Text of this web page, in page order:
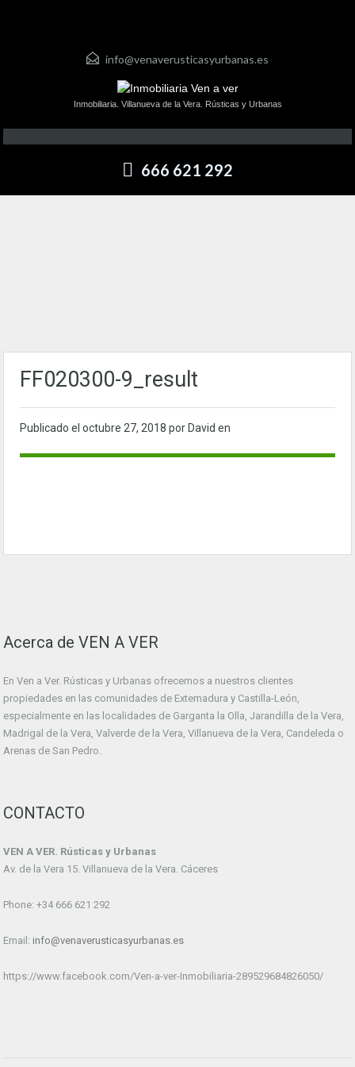
info@venaverusticasyurbanas.es
Inmobiliaria. Villanueva de la Vera. Rústicas y Urbanas
666 621 292
FF020300-9_result
Publicado el octubre 27, 2018 por David en
Acerca de VEN A VER
En Ven a Ver. Rústicas y Urbanas ofrecemos a nuestros clientes
propiedades en las comunidades de Extemadura y Castilla-León,
especialmente en las localidades de Garganta la Olla, Jarandilla de la Vera,
Madrigal de la Vera, Valverde de la Vera, Villanueva de la Vera, Candeleda o
Arenas de San Pedro.
CONTACTO
VEN A VER. Rústicas y Urbanas
Av. de la Vera 15. Villanueva de la Vera. Cáceres
Phone: +34 666 621 292
Email: info@venaverusticasyurbanas.es
https://www.facebook.com/Ven-a-ver-Inmobiliaria-289529684826050/